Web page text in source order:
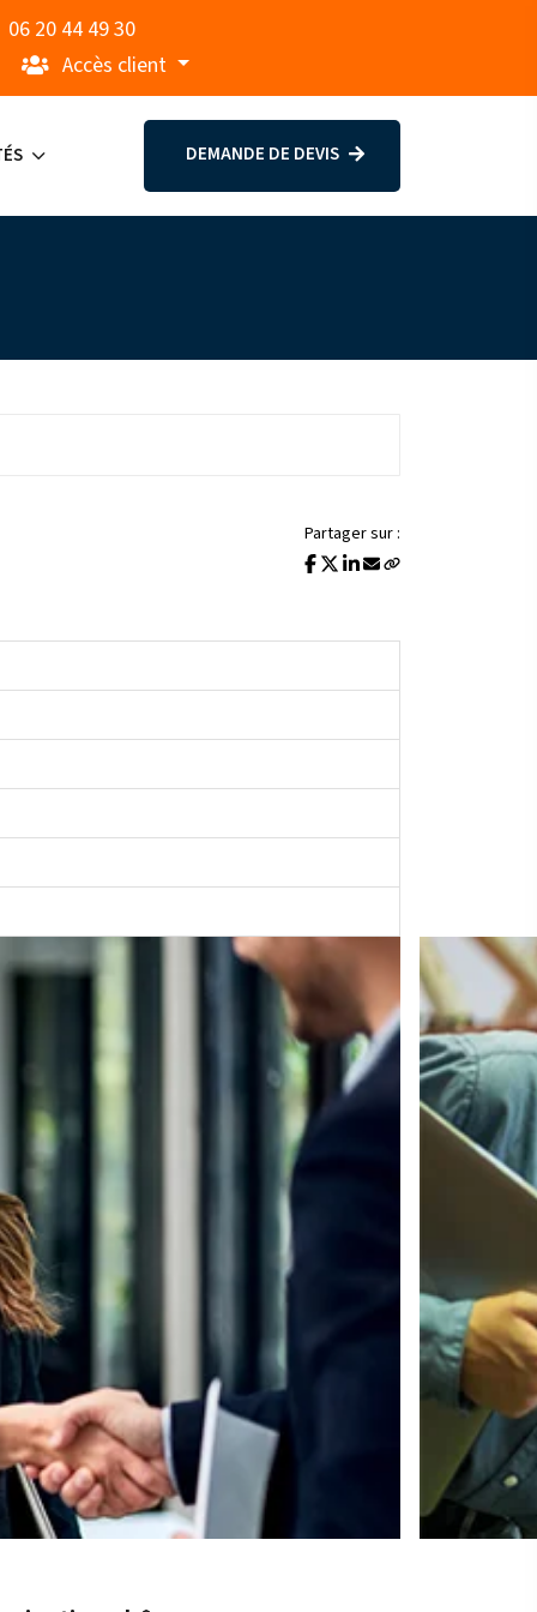
06 20 44 49 30
Accès client
DEMANDE DE DEVIS
Partager sur :